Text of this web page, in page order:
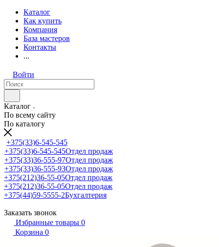
Каталог
Как купить
Компания
База мастеров
Контакты
...
Войти
Каталог
По всему сайту
По каталогу
+375(33)6-545-545
+375(33)6-545-545Отдел продаж
+375(33)36-555-97Отдел продаж
+375(33)36-555-93Отдел продаж
+375(212)36-55-05Отдел продаж
+375(212)36-55-05Отдел продаж
+375(44)59-5555-2Бухгалтерия
Заказать звонок
Избранные товары 0
Корзина 0